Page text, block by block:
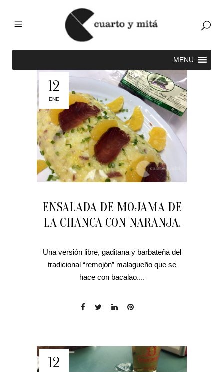
12
ENE
ENSALADA DE MOJAMA DE
LA CHANCA CON NARANJA.
Una versión libre, gaditana y barbateña del
tradicional “remojón” malagueño que se
hace con bacalao....
12